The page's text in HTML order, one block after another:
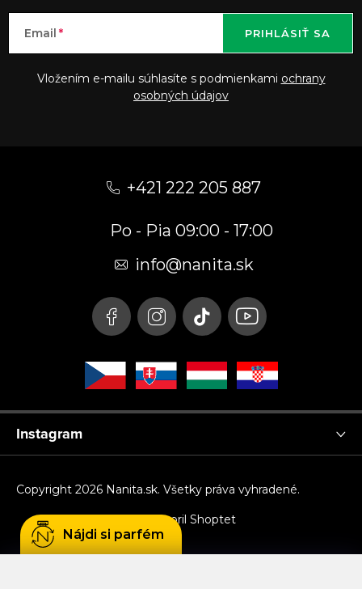
Email
Vložením e-mailu súhlasíte s podmienkami ochrany
osobných údajov
PRIHLÁSIŤ SA
+421 222 205 887
Po - Pia 09:00 - 17:00
info@nanita.sk
Instagram
Vytvoril Shoptet
Copyright 2026 Nanita.sk. Všetky práva vyhradené.
Nájdi si parfém